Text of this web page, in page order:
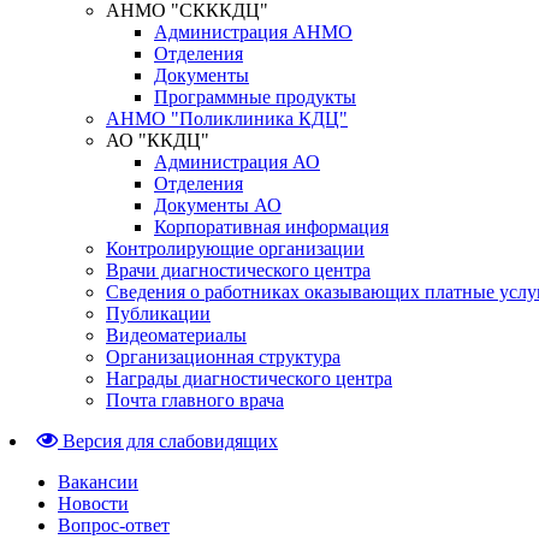
АНМО "СКККДЦ"
Администрация АНМО
Отделения
Документы
Программные продукты
АНМО "Поликлиника КДЦ"
АО "ККДЦ"
Администрация АО
Отделения
Документы АО
Корпоративная информация
Контролирующие организации
Врачи диагностического центра
Сведения о работниках оказывающих платные
Публикации
Видеоматериалы
Организационная структура
Награды диагностического центра
Почта главного врача
Версия для слабовидящих
Вакансии
Новости
Вопрос-ответ